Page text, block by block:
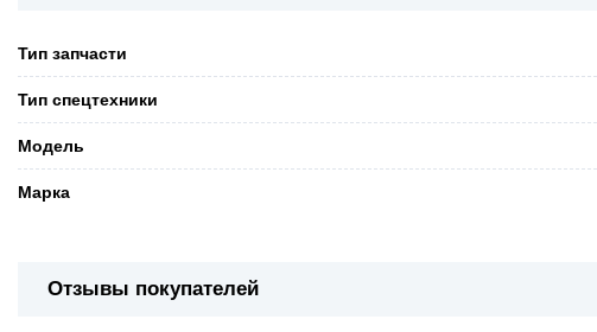
Тип запчасти
Тип спецтехники
Модель
Марка
Отзывы покупателей